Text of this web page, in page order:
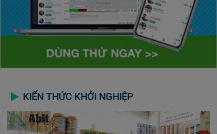
KIẾN THỨC KHỞI NGHIỆP